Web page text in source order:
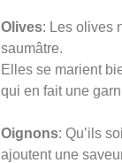
Olives: Les olives
saumâtre.
Elles se marient
qui en fait une
Oignons: Qu’ils
ajoutent une